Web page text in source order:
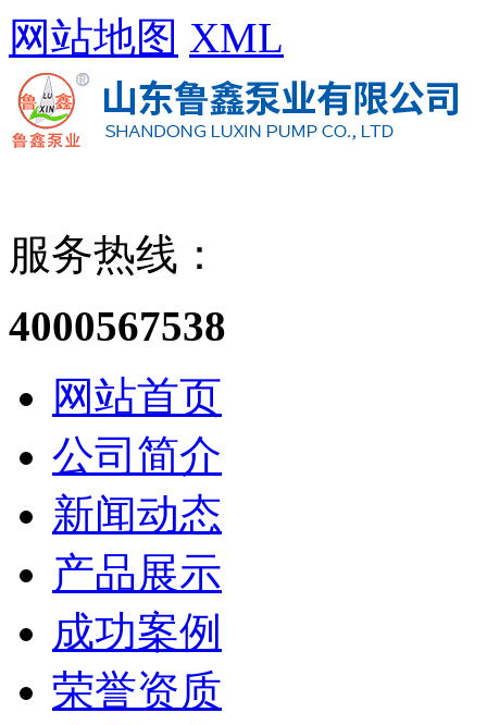
网站地图 XML
服务热线：
4000567538
网站首页
公司简介
新闻动态
产品展示
成功案例
荣誉资质